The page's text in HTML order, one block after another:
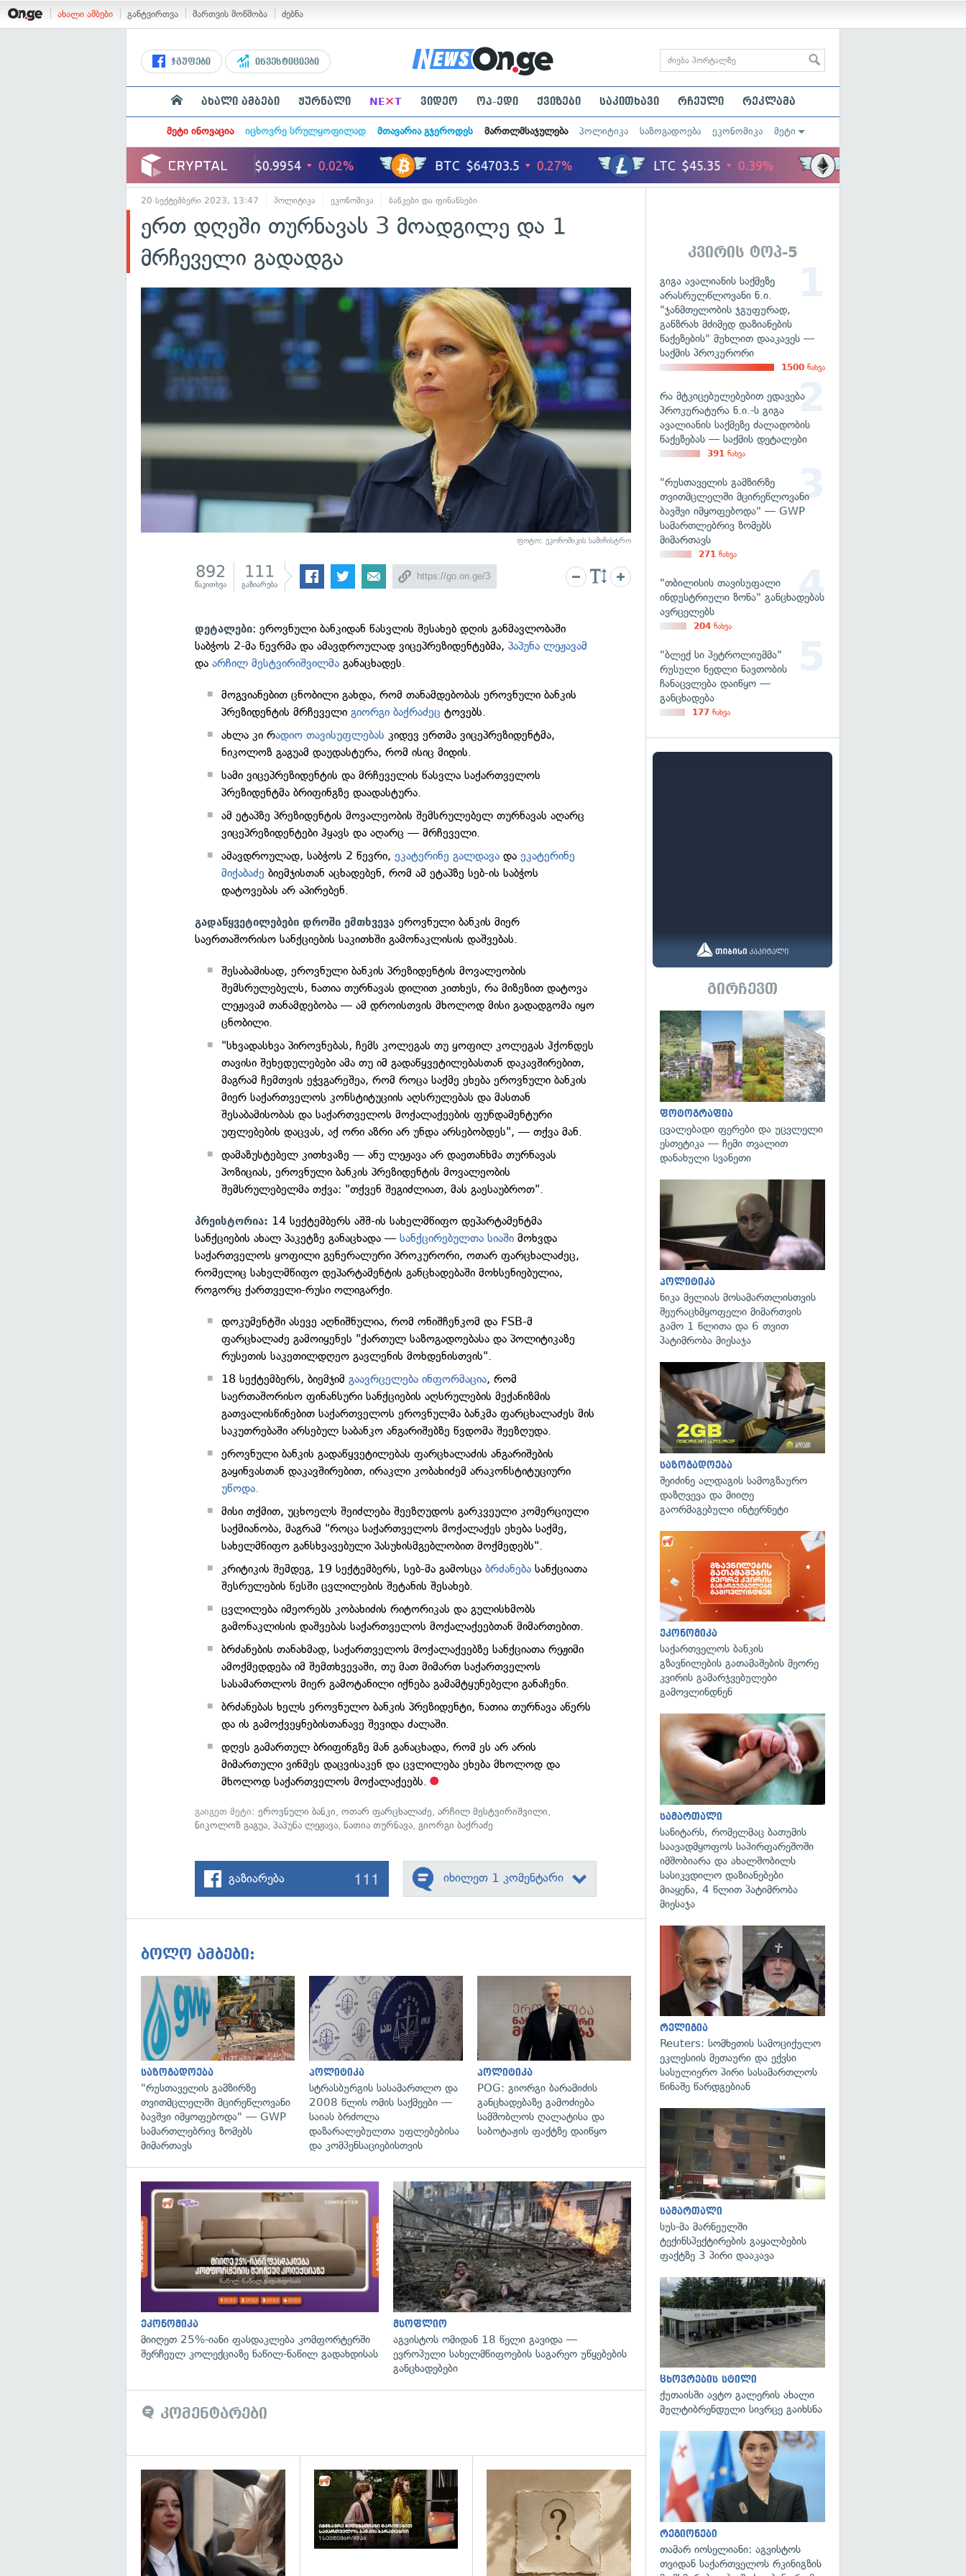
ახალი ამბები განტვირთვა მართვის მოწმობა ძებნა
ჯგუფები ინვესტიციები
ახალი ამბები ჟურნალი NE×T ვიდეო ოპ-ედი ქვიზები საკითხავი რჩეული რეკლამა
მეტი ინოვაცია იცხოვრე სრულყოფილად მთავარია გჯეროდეს მართლმსაჯულება პოლიტიკა საზოგადოება ეკონომიკა მეტი
20 სექტემბერი 2023, 13:47 პოლიტიკა ეკონომიკა ბანკები და ფინანსები
ერთ დღეში თურნავას 3 მოადგილე და 1
მრჩეველი გადადგა
ფოტო: ეკონომიკის სამინისტრო
892
წაკითხვა
111
გაზიარება
დეტალები: ეროვნული ბანკიდან წასვლის შესახებ დღის განმავლობაში
საბჭოს 2-მა წევრმა და ამავდროულად ვიცეპრეზიდენტებმა,პაპუნა ლეჟავამ
დაარჩილ მესტვირიშვილმა განაცხადეს.
მოგვიანებით ცნობილი გახდა, რომ თანამდებობას ეროვნული ბანკის
პრეზიდენტის მრჩეველიგიორგი ბაქრაძეც ტოვებს.
ახლა კი რადიო თავისუფლებასკიდევ ერთმა ვიცეპრეზიდენტმა,
ნიკოლოზ გაგუამ დაუდასტურა, რომ ისიც მიდის.
სამი ვიცეპრეზიდენტის და მრჩეველის წასვლა საქართველოს
პრეზიდენტმა ბრიფინგზე დაადასტურა.
ამ ეტაპზე პრეზიდენტის მოვალეობის შემსრულებელ თურნავას აღარც
ვიცეპრეზიდენტები ჰყავს და აღარც — მრჩეველი.
ამავდროულად, საბჭოს 2 წევრი,ეკატერინე გალდავა დაეკატერინე
მიქაბაძე ბიემჯისთან აცხადებენ, რომ ამ ეტაპზე სებ-ის საბჭოს
დატოვებას არ აპირებენ.
გადაწყვეტილებები დროში ემთხვევა ეროვნული ბანკის მიერ
საერთაშორისო სანქციების საკითხში გამონაკლისის დაშვებას.
შესაბამისად, ეროვნული ბანკის პრეზიდენტის მოვალეობის
შემსრულებელს, ნათია თურნავას დილით კითხეს, რა მიზეზით დატოვა
ლეჟავამ თანამდებობა — ამ დროისთვის მხოლოდ მისი გადადგომა იყო
ცნობილი.
"სხვადასხვა პიროვნებას, ჩემს კოლეგას თუ ყოფილ კოლეგას ჰქონდეს
თავისი შეხედულებები ამა თუ იმ გადაწყვეტილებასთან დაკავშირებით,
მაგრამ ჩემთვის ეჭვგარეშეა, რომ როცა საქმე ეხება ეროვნული ბანკის
მიერ საქართველოს კონსტიტუციის აღსრულებას და მასთან
შესაბამისობას და საქართველოს მოქალაქეების ფუნდამენტური
უფლებების დაცვას, აქ ორი აზრი არ უნდა არსებობდეს", — თქვა მან.
დამაზუსტებელ კითხვაზე — ანუ ლეჟავა არ დაეთანხმა თურნავას
პოზიციას, ეროვნული ბანკის პრეზიდენტის მოვალეობის
შემსრულებელმა თქვა: "თქვენ შეგიძლიათ, მას გაესაუბროთ".
პრეისტორია: 14 სექტემბერს აშშ-ის სახელმწიფო დეპარტამენტმა
სანქციების ახალ პაკეტზე განაცხადა —სანქცირებულთა სიაში მოხვდა
საქართველოს ყოფილი გენერალური პროკურორი, ოთარ ფარცხალაძეც,
რომელიც სახელმწიფო დეპარტამენტის განცხადებაში მოხსენიებულია,
როგორც ქართველი-რუსი ოლიგარქი.
დოკუმენტში ასევე აღნიშნულია, რომ ონიშჩენკომ და FSB-მ
ფარცხალაძე გამოიყენეს "ქართულ საზოგადოებასა და პოლიტიკაზე
რუსეთის საკეთილდღეო გავლენის მოხდენისთვის".
18 სექტემბერს, ბიემჯიმგაავრცელება ინფორმაცია, რომ
საერთაშორისო ფინანსური სანქციების აღსრულების მექანიზმის
გათვალისწინებით საქართველოს ეროვნულმა ბანკმა ფარცხალაძეს მის
საკუთრებაში არსებულ საბანკო ანგარიშებზე წვდომა შეეზღუდა.
ეროვნული ბანკის გადაწყვეტილებას ფარცხალაძის ანგარიშების
გაყინვასთან დაკავშირებით, ირაკლი კობახიძემ არაკონსტიტუციური
უწოდა.
მისი თქმით, უცხოელს შეიძლება შეეზღუდოს გარკვეული კომერციული
საქმიანობა, მაგრამ "როცა საქართველოს მოქალაქეს ეხება საქმე,
სახელმწიფო განსხვავებული პასუხისმგებლობით მოქმედებს".
კრიტიკის შემდეგ, 19 სექტემბერს, სებ-მა გამოსცაბრძანება სანქციათა
შესრულების წესში ცვლილების შეტანის შესახებ.
ცვლილება იმეორებს კობახიძის რიტორიკას და გულისხმობს
გამონაკლისის დაშვებას საქართველოს მოქალაქეებთან მიმართებით.
ბრძანების თანახმად, საქართველოს მოქალაქეებზე სანქციათა რეჟიმი
ამოქმედდება იმ შემთხვევაში, თუ მათ მიმართ საქართველოს
სასამართლოს მიერ გამოტანილი იქნება გამამტყუნებელი განაჩენი.
ბრძანებას ხელს ეროვნულო ბანკის პრეზიდენტი, ნათია თურნავა აწერს
და ის გამოქვეყნებისთანავე შევიდა ძალაში.
დღეს გამართულ ბრიფინგზე მან განაცხადა, რომ ეს არ არის
მიმართული ვინმეს დაცვისაკენ და ცვლილება ეხება მხოლოდ და
მხოლოდ საქართველოს მოქალაქეებს.
გაიგეთ მეტი:ეროვნული ბანკი,ოთარ ფარცხალაძე,არჩილ მესტვირიშვილი,
ნიკოლოზ გაგუა,პაპუნა ლეჟავა,ნათია თურნავა,გიორგი ბაქრაძე
გაზიარება 111 იხილეთ 1 კომენტარი
ბოლო ამბები:
გადახედვა
საზოგადოება
"რუსთაველის გამზირზე
თვითმცლელში მცირეწლოვანი
ბავშვი იმყოფებოდა" — GWP
სამართლებრივ ზომებს
მიმართავს
პოლიტიკა
სტრასბურგის სასამართლო და
2008 წლის ომის საქმეები —
საიას ბრძოლა
დაზარალებულთა უფლებებისა
და კომპენსაციებისთვის
გადახედვა
პოლიტიკა
POG: გიორგი ბარამიძის
განცხადებაზე გამოძიება
სამშობლოს ღალატისა და
საბოტაჟის ფაქტზე დაიწყო
ეკონომიკა
მიიღეთ 25%-იანი ფასდაკლება კომფორტერში
შერჩეულ კოლექციაზე ნაწილ-ნაწილ გადახდისას
გადახედვა
მსოფლიო
აგვისტოს ომიდან 18 წელი გავიდა —
ევროპული სახელმწიფოების საგარეო უწყებების
განცხადებები
კომენტარები
გადახედვა
კვირის ტოპ-5
გიგა ავალიანის საქმეზე
არასრულწლოვანი ნ.ი.
"ჯანმთელობის ჯგუფურად,
განზრახ მძიმედ დაზიანების
წაქეზების" მუხლით დააკავეს —
საქმის პროკურორი
1500 ნახვა
რა მტკიცებულებებით ედავება
პროკურატურა ნ.ი.-ს გიგა
ავალიანის საქმეზე ძალადობის
წაქეზებას — საქმის დეტალები
391 ნახვა
"რუსთაველის გამზირზე
თვითმცლელში მცირეწლოვანი
ბავშვი იმყოფებოდა" — GWP
სამართლებრივ ზომებს
მიმართავს
271 ნახვა
"თბილისის თავისუფალი
ინდუსტრიული ზონა" განცხადებას
ავრცელებს
204 ნახვა
"ბლექ სი პეტროლიუმმა"
რუსული ნედლი ნავთობის
ჩანაცვლება დაიწყო —
განცხადება
177 ნახვა
გირჩევთ
ფოტოგრაფია
ცვალებადი ფერები და უცვლელი
ესთეტიკა — ჩემი თვალით
დანახული სვანეთი
პოლიტიკა
ნიკა მელიას მოსამართლისთვის
შეურაცხმყოფელი მიმართვის
გამო 1 წლითა და 6 თვით
პატიმრობა მიესაჯა
საზოგადოება
შეიძინე ალდაგის სამოგზაურო
დაზღვევა და მიიღე
გაორმაგებული ინტერნეტი
ეკონომიკა
საქართველოს ბანკის
გზავნილების გათამაშების მეორე
კვირის გამარჯვებულები
გამოვლინდნენ
სამართალი
სანიტარს, რომელმაც ბათუმის
საავადმყოფოს საპირფარეშოში
იმშობიარა და ახალშობილს
სასიკვდილო დაზიანებები
მიაყენა, 4 წლით პატიმრობა
მიესაჯა
რელიგია
Reuters: სომხეთის სამოციქულო
ეკლესიის მეთაური და ექვსი
სასულიერო პირი სასამართლოს
წინაშე წარდგებიან
სამართალი
სუს-მა მარნეულში
ტექინსპექტირების გაყალბების
ფაქტზე 3 პირი დააკავა
ცხოვრების სტილი
ქუთაისში ავტო გალერის ახალი
მულტიბრენდული სივრცე გაიხსნა
რეგიონები
თამარ იოსელიანი: აგვისტოს
თვიდან საქართველოს რკინიგზის